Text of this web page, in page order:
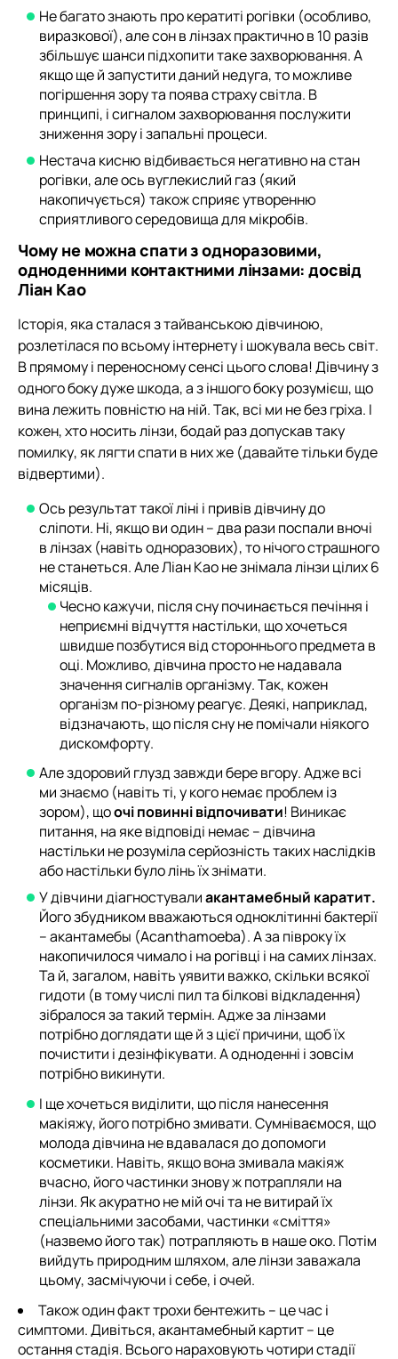
Не багато знають про кератиті рогівки (особливо,
виразкової), але сон в лінзах практично в 10 разів
збільшує шанси підхопити таке захворювання. А
якщо ще й запустити даний недуга, то можливе
погіршення зору та поява страху світла. В
принципі, і сигналом захворювання послужити
зниження зору і запальні процеси.
Нестача кисню відбивається негативно на стан
рогівки, але ось вуглекислий газ (який
накопичується) також сприяє утворенню
сприятливого середовища для мікробів.
Чому не можна спати з одноразовими,
одноденними контактними лінзами: досвід
Ліан Као
Історія, яка сталася з тайванською дівчиною,
розлетілася по всьому інтернету і шокувала весь світ.
В прямому і переносному сенсі цього слова! Дівчину з
одного боку дуже шкода, а з іншого боку розумієш, що
вина лежить повністю на ній. Так, всі ми не без гріха. І
кожен, хто носить лінзи, бодай раз допускав таку
помилку, як лягти спати в них же (давайте тільки буде
відвертими).
Ось результат такої ліні і привів дівчину до
сліпоти. Ні, якщо ви один – два рази поспали вночі
в лінзах (навіть одноразових), то нічого страшного
не станеться. Але Ліан Као не знімала лінзи цілих 6
місяців.
Чесно кажучи, після сну починається печіння і
неприємні відчуття настільки, що хочеться
швидше позбутися від стороннього предмета в
оці. Можливо, дівчина просто не надавала
значення сигналів організму. Так, кожен
організм по-різному реагує. Деякі, наприклад,
відзначають, що після сну не помічали ніякого
дискомфорту.
Але здоровий глузд завжди бере вгору. Адже всі
ми знаємо (навіть ті, у кого немає проблем із
зором), щоочі повинні відпочивати! Виникає
питання, на яке відповіді немає – дівчина
настільки не розуміла серйозність таких наслідків
або настільки було лінь їх знімати.
У дівчини діагностувалиакантамебный каратит.
Його збудником вважаються одноклітинні бактерії
– акантамебы (Acanthamoeba). А за півроку їх
накопичилося чимало і на рогівці і на самих лінзах.
Та й, загалом, навіть уявити важко, скільки всякої
гидоти (в тому числі пил та білкові відкладення)
зібралося за такий термін. Адже за лінзами
потрібно доглядати ще й з цієї причини, щоб їх
почистити і дезінфікувати. А одноденні і зовсім
потрібно викинути.
І ще хочеться виділити, що після нанесення
макіяжу, його потрібно змивати. Сумніваємося, що
молода дівчина не вдавалася до допомоги
косметики. Навіть, якщо вона змивала макіяж
вчасно, його частинки знову ж потрапляли на
лінзи. Як акуратно не мій очі та не витирай їх
спеціальними засобами, частинки «сміття»
(назвемо його так) потрапляють в наше око. Потім
вийдуть природним шляхом, але лінзи заважала
цьому, засмічуючи і себе, і очей.
Також один факт трохи бентежить – це час і
симптоми. Дивіться, акантамебный картит – це
остання стадія. Всього нараховують чотири стадії